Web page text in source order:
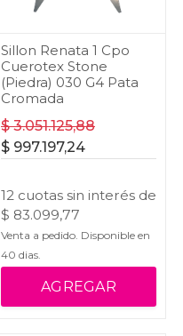
Sillon Renata 1 Cpo
Cuerotex Stone
(Piedra) 030 G4 Pata
Cromada
$3.051.125,88
$ 997.197,24
12 cuotas sin interés de
$ 83.099,77
Venta a pedido. Disponible en
40 dias.
AGREGAR